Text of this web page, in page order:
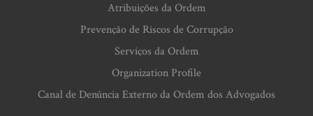
Atribuições da Ordem
Prevenção de Riscos de Corrupção
Serviços da Ordem
Organization Profile
Canal de Denúncia Externo da Ordem dos Advogados